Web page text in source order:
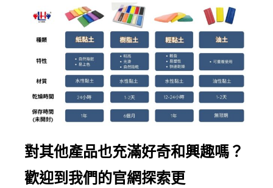
對其他產品也充滿好奇和興趣嗎？
歡迎到我們的官網探索更